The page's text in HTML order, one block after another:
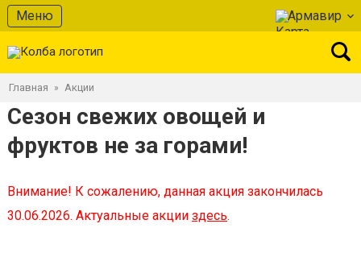
Меню Армавир
Главная » Акции
Сезон свежих овощей и
фруктов не за горами!
Внимание! К сожалению, данная акция закончилась
30.06.2026. Актуальные акции здесь.